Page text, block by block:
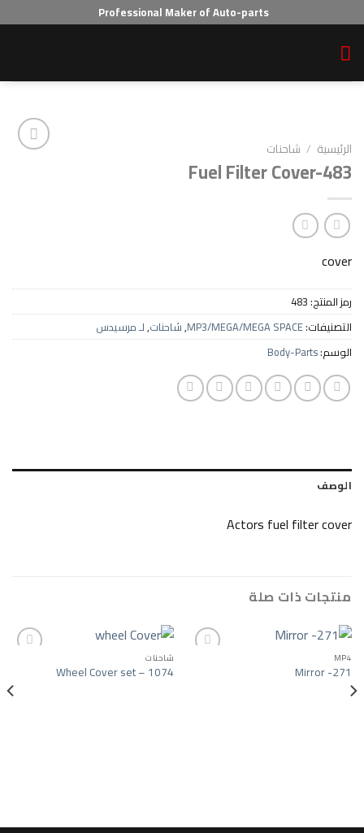
Professional Maker of Auto-parts
شاحنات
Fuel Filter
MP3/MEGA/MEGA
,شاحنات,لـ مرسيدس
Body-
Actors fuel
صلة
to wishlist Wheel Cover set – 1074